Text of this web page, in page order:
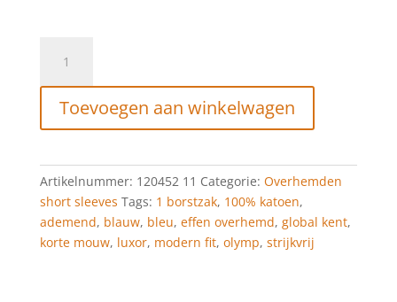
Luxor
Zakelijk
overhemd,
modern
Global
Kent,
Bleu
aantal
Toevoegen aan winkelwagen
Artikelnummer: 120452 11 Categorie: Overhemden
short sleeves Tags: 1 borstzak, 100% katoen,
ademend, blauw, bleu, effen overhemd, global kent,
korte mouw, luxor, modern fit, olymp, strijkvrij